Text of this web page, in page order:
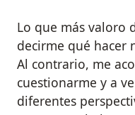
Lo que más valoro
decirme qué hacer
Al contrario, me
cuestionarme y a
diferentes